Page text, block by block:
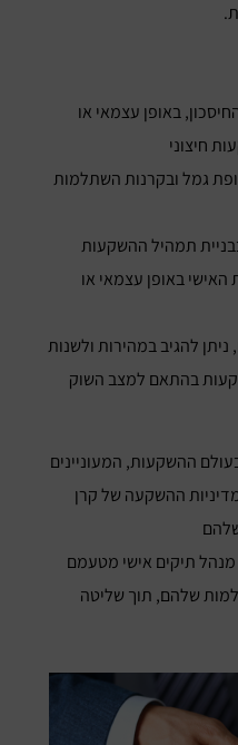
באופן עצמאי או
חיצוני
גמל ובקרנות השתלמות
תמהיל ההשקעות
באופן עצמאי או
להגיב במהירות ולשנות
בהתאם למצב השוק
ההשקעות, המעוניינים
ההשקעה של קרן
מנהל תיקים אישי מטעמם
שלהם, תוך שליטה